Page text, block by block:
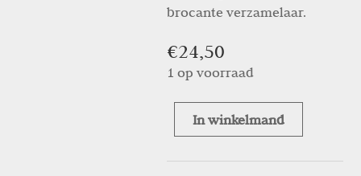
brocante verzamelaar.
€24,50
1 op voorraad
In winkelmand